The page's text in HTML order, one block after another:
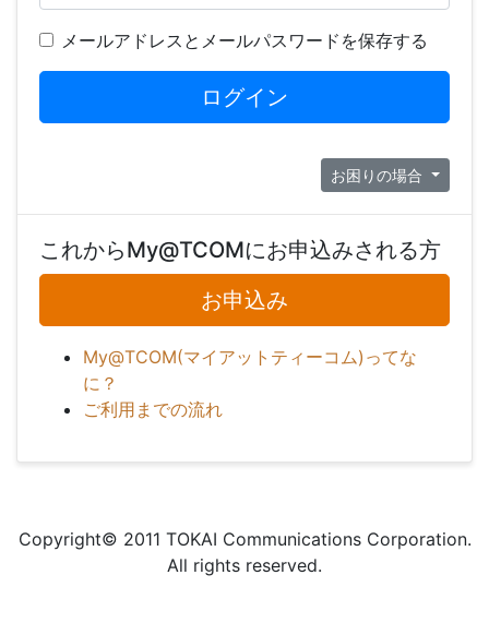
メールアドレスとメールパスワードを保存する
ログイン
お困りの場合
これからMy@TCOMにお申込みされる方
お申込み
My@TCOM(マイアットティーコム)ってな
に？
ご利用までの流れ
Copyright© 2011 TOKAI Communications Corporation.
All rights reserved.